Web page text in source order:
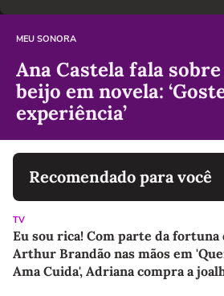
MEU SONORA
Ana Castela fala sobre
beijo em novela:
experiência’
Recomendado para você
TV
Eu sou rica! Com parte da fortuna
Arthur Brandão nas mãos em
Ama Cuida', Adriana compra a